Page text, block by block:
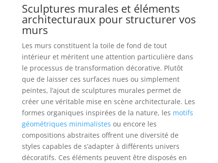
Sculptures murales et éléments
architecturaux pour structurer vos
murs
Les murs constituent la toile de fond de tout
intérieur et méritent une attention particulière dans
le processus de transformation décorative. Plutôt
que de laisser ces surfaces nues ou simplement
peintes, l’ajout de sculptures murales permet de
créer une véritable mise en scène architecturale. Les
formes organiques inspirées de la nature, les motifs
géométriques minimalistes ou encore les
compositions abstraites offrent une diversité de
styles capables de s’adapter à différents univers
décoratifs. Ces éléments peuvent être disposés en